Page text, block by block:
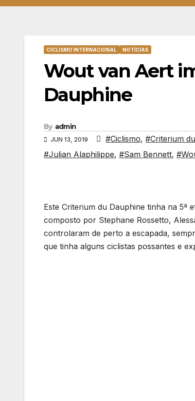
CICLISMO INTERNACIONAL NOTÍCIAS
Wout van Aert
Dauphine
By admin
JUN 13, 2019 #Ciclismo, #Criterium
#Julian Alaphilippe, #Sam Bennett,
Este Criterium du Dauphine tinha na 5ª
composto por Stephane Rossetto,
controlaram de perto a escapada,
que tinha alguns ciclistas possantes e